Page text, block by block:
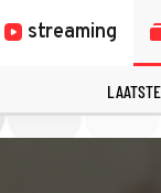
streaming